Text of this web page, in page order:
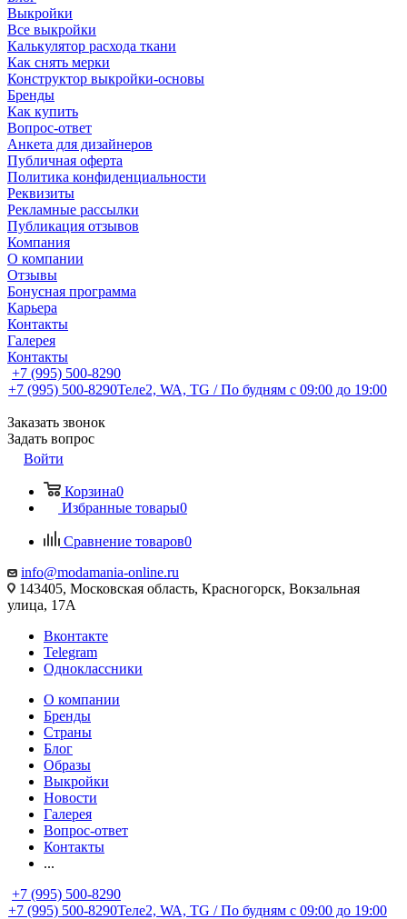
Выкройки
Все выкройки
Калькулятор расхода ткани
Как снять мерки
Конструктор выкройки-основы
Бренды
Как купить
Вопрос-ответ
Анкета для дизайнеров
Публичная оферта
Политика конфиденциальности
Реквизиты
Рекламные рассылки
Публикация отзывов
Компания
О компании
Отзывы
Бонусная программа
Карьера
Контакты
Галерея
Контакты
+7 (995) 500-8290
+7 (995) 500-8290Теле2, WA, TG / По будням c 09:00 до 19:00
Заказать звонок
Задать вопрос
Войти
Корзина0
Избранные товары0
Сравнение товаров0
info@modamania-online.ru
143405, Московская область, Красногорск, Вокзальная
улица, 17А
Вконтакте
Telegram
Одноклассники
О компании
Бренды
Страны
Блог
Образы
Выкройки
Новости
Галерея
Вопрос-ответ
Контакты
...
+7 (995) 500-8290
+7 (995) 500-8290Теле2, WA, TG / По будням c 09:00 до 19:00